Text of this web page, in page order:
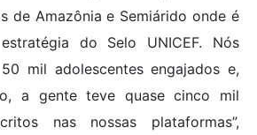
de Amazônia e Semiárido onde é
do Selo UNICEF. Nós
mil adolescentes engajados e,
a gente teve quase cinco mil
nas nossas plataformas”,